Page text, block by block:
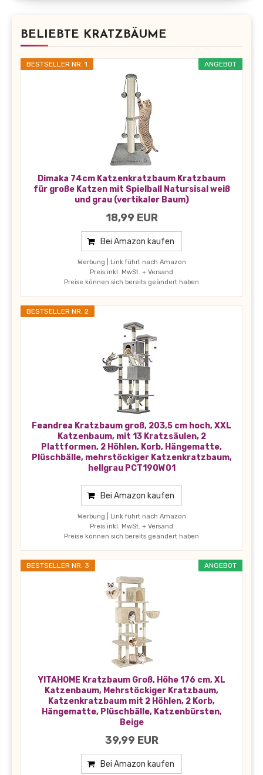
BELIEBTE KRATZBÄUME
ANGEBOT
BESTSELLER NR. 1
Dimaka 74cm Katzenkratzbaum Kratzbaum
für große Katzen mit Spielball Natursisal weiß
und grau (vertikaler Baum)
18,99 EUR
Bei Amazon kaufen
Werbung | Link führt nach Amazon
Preis inkl. MwSt. + Versand
Preise können sich bereits geändert haben
BESTSELLER NR. 2
Feandrea Kratzbaum groß, 203,5 cm hoch, XXL
Katzenbaum, mit 13 Kratzsäulen, 2
Plattformen, 2 Höhlen, Korb, Hängematte,
Plüschbälle, mehrstöckiger Katzenkratzbaum,
hellgrau PCT190W01
Bei Amazon kaufen
Werbung | Link führt nach Amazon
Preis inkl. MwSt. + Versand
Preise können sich bereits geändert haben
ANGEBOT
BESTSELLER NR. 3
YITAHOME Kratzbaum Groß, Höhe 176 cm, XL
Katzenbaum, Mehrstöckiger Kratzbaum,
Katzenkratzbaum mit 2 Höhlen, 2 Korb,
Hängematte, Plüschbälle, Katzenbürsten,
Beige
39,99 EUR
Bei Amazon kaufen